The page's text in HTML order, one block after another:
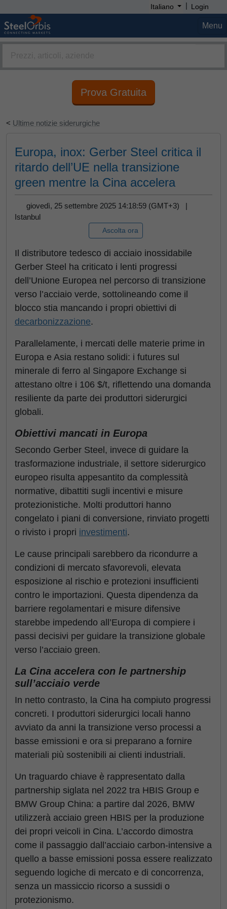
Italiano | Login
Menu
Prova Gratuita
< Ultime notizie siderurgiche
Europa, inox: Gerber Steel critica il
ritardo dell’UE nella transizione
green mentre la Cina accelera
giovedì, 25 settembre 2025 14:18:59 (GMT+3) |
Istanbul
Ascolta ora
Il distributore tedesco di acciaio inossidabile
Gerber Steel ha criticato i lenti progressi
dell’Unione Europea nel percorso di transizione
verso l’acciaio verde, sottolineando come il
blocco stia mancando i propri obiettivi di
decarbonizzazione.
Parallelamente, i mercati delle materie prime in
Europa e Asia restano solidi: i futures sul
minerale di ferro al Singapore Exchange si
attestano oltre i 106 $/t, riflettendo una domanda
resiliente da parte dei produttori siderurgici
globali.
Obiettivi mancati in Europa
Secondo Gerber Steel, invece di guidare la
trasformazione industriale, il settore siderurgico
europeo risulta appesantito da complessità
normative, dibattiti sugli incentivi e misure
protezionistiche. Molti produttori hanno
congelato i piani di conversione, rinviato progetti
o rivisto i propri investimenti.
Le cause principali sarebbero da ricondurre a
condizioni di mercato sfavorevoli, elevata
esposizione al rischio e protezioni insufficienti
contro le importazioni. Questa dipendenza da
barriere regolamentari e misure difensive
starebbe impedendo all’Europa di compiere i
passi decisivi per guidare la transizione globale
verso l’acciaio green.
La Cina accelera con le partnership
sull’acciaio verde
In netto contrasto, la Cina ha compiuto progressi
concreti. I produttori siderurgici locali hanno
avviato da anni la transizione verso processi a
basse emissioni e ora si preparano a fornire
materiali più sostenibili ai clienti industriali.
Un traguardo chiave è rappresentato dalla
partnership siglata nel 2022 tra HBIS Group e
BMW Group China: a partire dal 2026, BMW
utilizzerà acciaio green HBIS per la produzione
dei propri veicoli in Cina. L’accordo dimostra
come il passaggio dall’acciaio carbon-intensive a
quello a basse emissioni possa essere realizzato
seguendo logiche di mercato e di concorrenza,
senza un massiccio ricorso a sussidi o
protezionismo.